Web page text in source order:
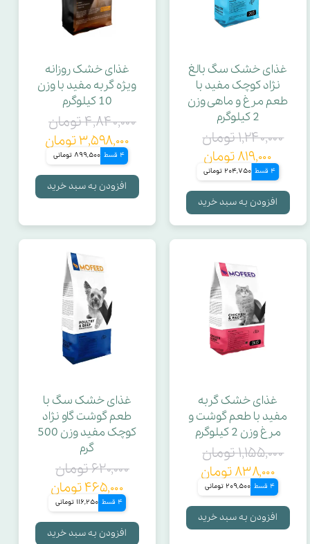
غذای خشک سگ بالغ
نژاد کوچک مفید با
طعم مرغ و ماهی وزن
2 کیلوگرم
۱,۲۴۰,۰۰۰ تومان
۸۱۹,۰۰۰ تومان
4 قسط 204,750 تومانی
افزودن به سبد خرید
غذای خشک روزانه
ویژه گربه مفید با وزن
10 کیلوگرم
۴,۸۴۰,۰۰۰ تومان
۳,۵۹۸,۰۰۰ تومان
4 قسط 899,500 تومانی
افزودن به سبد خرید
غذای خشک گربه
مفید با طعم گوشت و
مرغ وزن 2 کیلوگرم
۱,۱۵۵,۰۰۰ تومان
۸۳۸,۰۰۰ تومان
4 قسط 209,500 تومانی
افزودن به سبد خرید
غذای خشک سگ با
طعم گوشت گاو نژاد
کوچک مفید وزن 500
گرم
۶۲۰,۰۰۰ تومان
۴۶۵,۰۰۰ تومان
4 قسط 116,250 تومانی
افزودن به سبد خرید